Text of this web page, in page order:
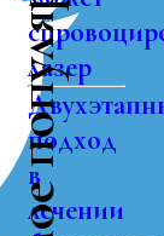
лазер
подход
в
лечении